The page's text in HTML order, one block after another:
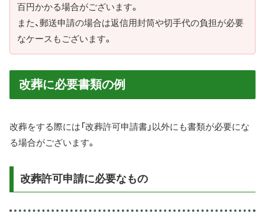
百円かかる場合がございます。
また、郵送申請の場合は返信用封筒や切手代の負担が必要
なケースもございます。
改葬に必要書類の例
改葬をする際には「改葬許可申請書」以外にも書類が必要にな
る場合がございます。
改葬許可申請に必要なもの